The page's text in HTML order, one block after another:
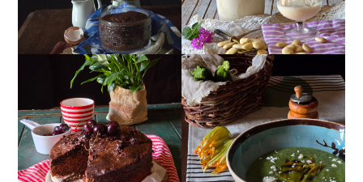
TORTA DOPPIO
CIOCCOLATO E
CILIEGIE
CREMA ESTIVA DI
ZUCCHINE CON FIORI E
FETA